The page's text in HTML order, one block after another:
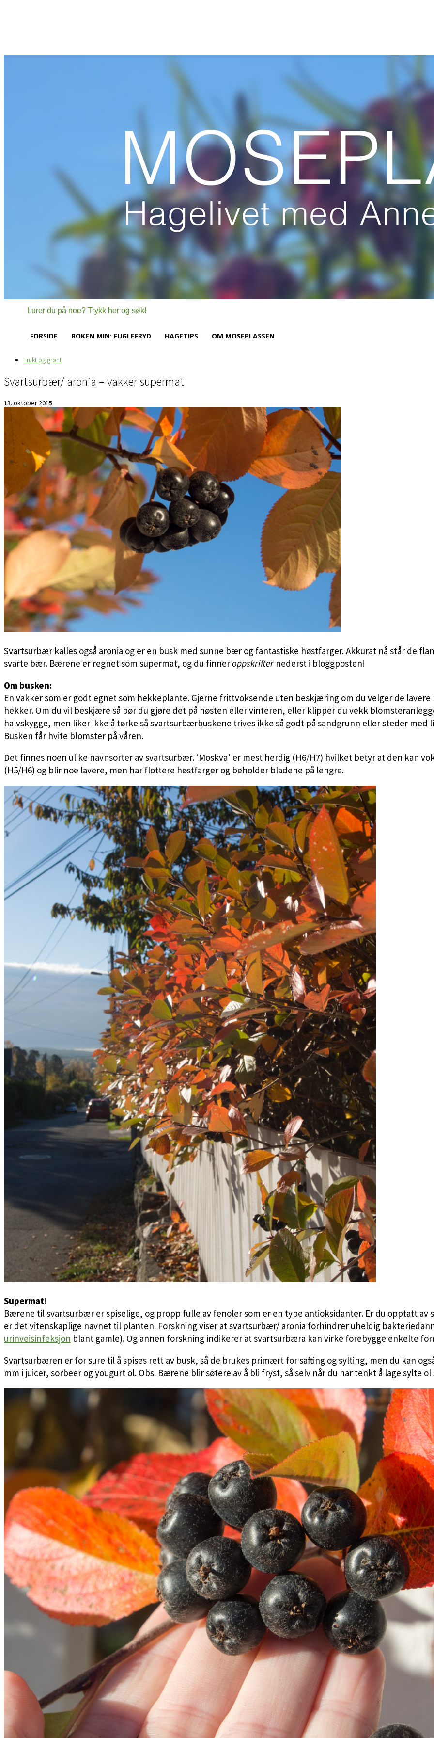
Lurer du på noe? Trykk her og søk!
FORSIDE BOKEN MIN: FUGLEFRYD HAGETIPS OM MOSEPLASSEN
Frukt og grønt
Svartsurbær/ aronia – vakker supermat
13. oktober 2015
Svartsurbær kalles også aronia og er en busk med sunne bær og fantastiske høstfarger. Akkurat nå står de
svarte bær. Bærene er regnet som supermat, og du finneroppskrifter nederst i bloggposten!
Om busken:
En vakker som er godt egnet som hekkeplante. Gjerne frittvoksende uten beskjæring om du velger de
hekker. Om du vil beskjære så bør du gjøre det på høsten eller vinteren, eller klipper du vekk
halvskygge, men liker ikke å tørke så svartsurbærbuskene trives ikke så godt på sandgrunn eller steder
Busken får hvite blomster på våren.
Det finnes noen ulike navnsorter av svartsurbær. ‘Moskva’ er mest herdig (H6/H7) hvilket betyr at den kan
(H5/H6) og blir noe lavere, men har flottere høstfarger og beholder bladene på lengre.
Supermat!
Bærene til svartsurbær er spiselige, og propp fulle av fenoler som er en type antioksidanter. Er du opptatt av
er det vitenskaplige navnet til planten. Forskning viser at svartsurbær/ aronia forhindrer uheldig
urinveisinfeksjon blant gamle). Og annen forskning indikerer at svartsurbæra kan virke forebygge enkelte
Svartsurbæren er for sure til å spises rett av busk, så de brukes primært for safting og sylting, men du kan
mm i juicer, sorbeer og yougurt ol. Obs. Bærene blir søtere av å bli fryst, så selv når du har tenkt å lage sylte